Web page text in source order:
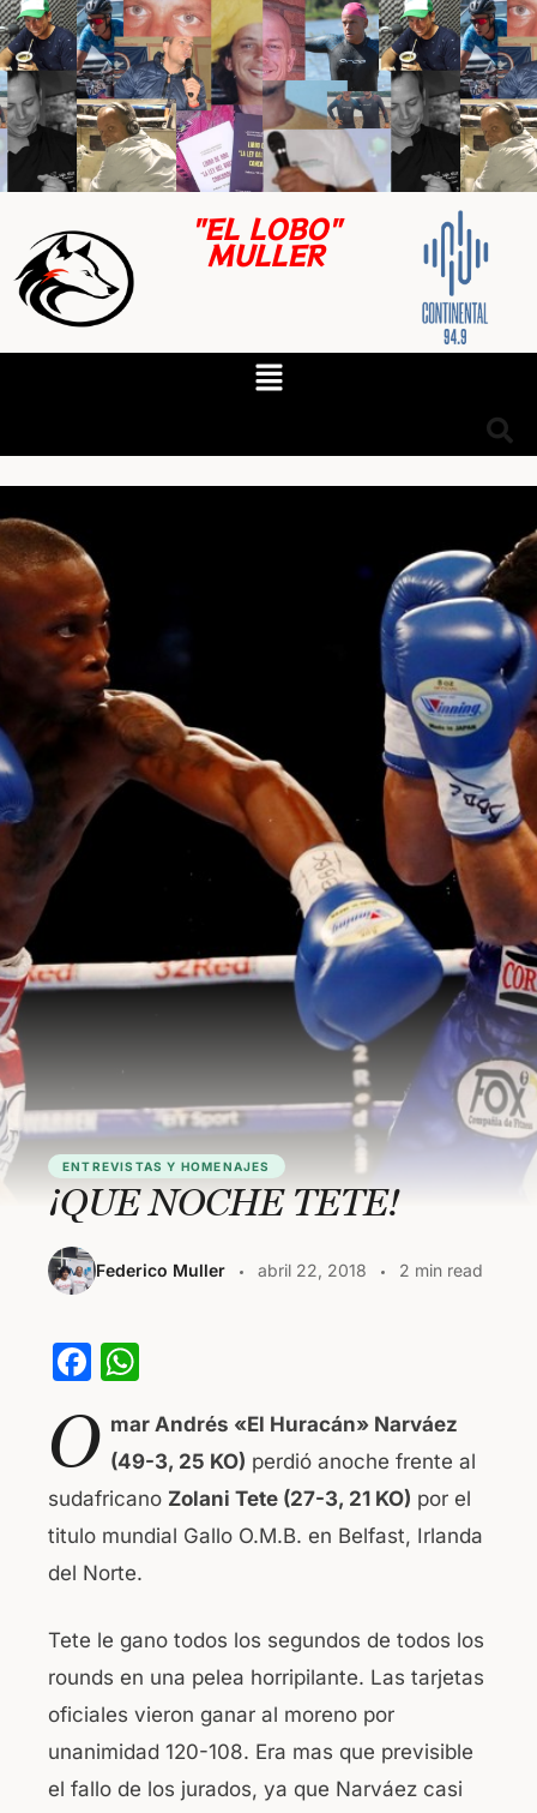
"EL LOBO"
MULLER
ENTREVISTAS Y HOMENAJES
¡QUE NOCHE TETE!
Federico Muller abril 22, 2018 2 min read
F
c
e
b
o
o
k
at
s
A
p
p
O mar Andrés «El Huracán» Narváez
(49-3, 25 KO) perdió anoche frente al
sudafricano Zolani Tete (27-3, 21 KO) por el
titulo mundial Gallo O.M.B. en Belfast, Irlanda
del Norte.
Tete le gano todos los segundos de todos los
rounds en una pelea horripilante. Las tarjetas
oficiales vieron ganar al moreno por
unanimidad 120-108. Era mas que previsible
el fallo de los jurados, ya que Narváez casi